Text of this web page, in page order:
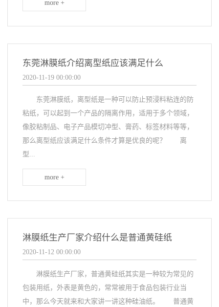
more +
东莞淋膜纸介绍离型纸应该满足什么
2020-11-19 00:00:00
东莞淋膜纸，离型纸是一种可以防止预浸料粘连的防
粘纸，可以起到一个产品的隔离作用，适用于多个领域，
像胶粘制品、电子产品模切冲型、膏药、标签材料等等，
那么离型纸应该满足什么条件才算是优良的呢？ 离
型...
more +
淋膜纸生产厂家介绍什么是普通黄硅纸
2020-11-12 00:00:00
淋膜纸生产厂家，普通黄硅纸其实是一种较为常见的
包装用纸，外表是黄色的，常常被用于食品包装行业当
中，那么今天就来和大家讲一讲这种硅油纸。 普通黄